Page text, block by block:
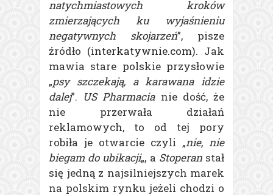
natychmiastowych kroków
zmierzających ku wyjaśnieniu
negatywnych skojarzeń”, pisze
źródło (interkatywnie.com). Jak
mawia stare polskie przysłowie
„psy szczekają, a karawana idzie
dalej”. US Pharmacianie dość, że
nie przerwała działań
reklamowych, to od tej pory
robiła je otwarcie czyli „nie, nie
biegam do ubikacji„, a Stoperanstał
się jedną z najsilniejszych marek
na polskim rynku jeżeli chodzi o